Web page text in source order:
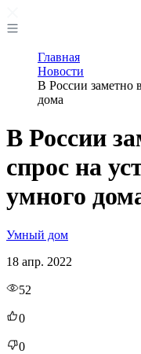
Главная
Новости
В России заметно
дома
В России
спрос на
умного
Умный дом
18 апр. 2022
52
0
0